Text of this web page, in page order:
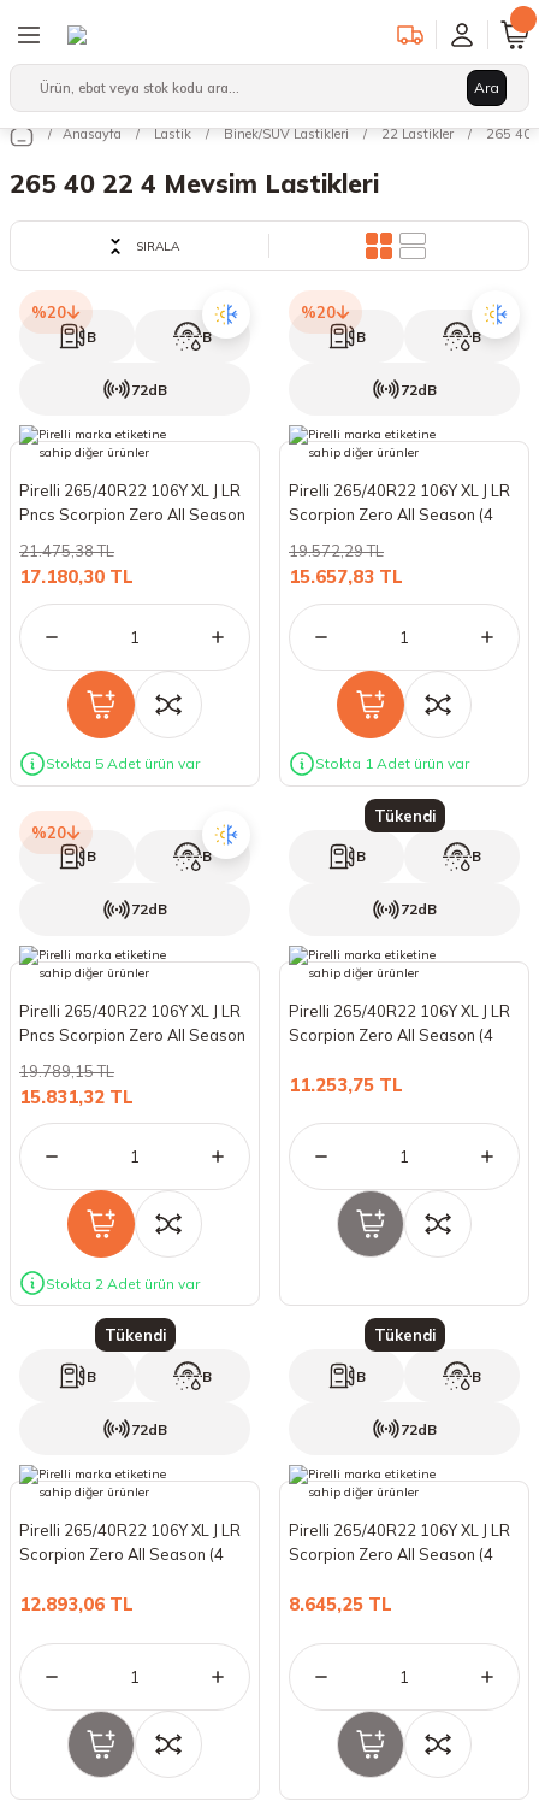
14 Lastikler
15 Lastikler
17 Lastikler
17.5 Lastikler
18 Lastikler
19 Lastikler
20 Lastikler
23 Lastikler
50 Lastikler
14 Lastikler
15 Lastikler
17 Lastikler
18 Lastikler
19 Lastikler
22.5 Lastikler
Ara
Anasayfa Lastik Binek/SUV Lastikleri 22 Lastikler 265 40
265 40 22 4 Mevsim Lastikleri
SIRALA
%20
B B
72dB
Pirelli 265/40R22 106Y XL J LR
Pncs Scorpion Zero All Season
17.180,30 TL
21.475,38 TL
Stokta 5 Adet ürün var
%20
B B
72dB
Pirelli 265/40R22 106Y XL J LR
Scorpion Zero All Season (4
15.657,83 TL
19.572,29 TL
Stokta 1 Adet ürün var
%20
B B
72dB
Pirelli 265/40R22 106Y XL J LR
Pncs Scorpion Zero All Season
15.831,32 TL
19.789,15 TL
Stokta 2 Adet ürün var
Tükendi
B B
72dB
Pirelli 265/40R22 106Y XL J LR
Scorpion Zero All Season (4
11.253,75 TL
Tükendi
B B
72dB
Pirelli 265/40R22 106Y XL J LR
Scorpion Zero All Season (4
12.893,06 TL
Tükendi
B B
72dB
Pirelli 265/40R22 106Y XL J LR
Scorpion Zero All Season (4
8.645,25 TL